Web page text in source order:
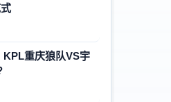
KPL重庆狼队VS宇